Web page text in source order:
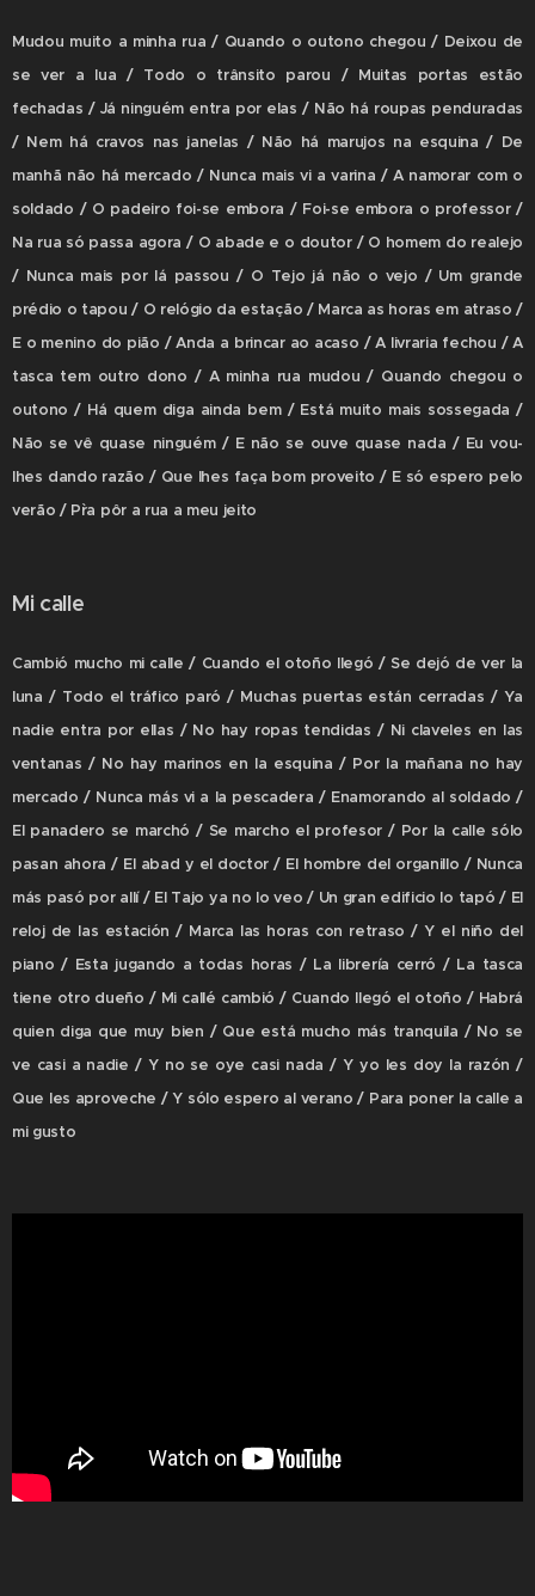
Mudou muito a minha rua / Quando o outono chegou / Deixou de
se ver a lua / Todo o trânsito parou / Muitas portas estão
fechadas / Já ninguém entra por elas / Não há roupas penduradas
/ Nem há cravos nas janelas / Não há marujos na esquina / De
manhã não há mercado / Nunca mais vi a varina / A namorar com o
soldado / O padeiro foi-se embora / Foi-se embora o professor /
Na rua só passa agora / O abade e o doutor / O homem do realejo
/ Nunca mais por lá passou / O Tejo já não o vejo / Um grande
prédio o tapou / O relógio da estação / Marca as horas em atraso /
E o menino do pião / Anda a brincar ao acaso / A livraria fechou / A
tasca tem outro dono / A minha rua mudou / Quando chegou o
outono / Há quem diga ainda bem / Está muito mais sossegada /
Não se vê quase ninguém / E não se ouve quase nada / Eu vou-
lhes dando razão / Que lhes faça bom proveito / E só espero pelo
verão / P`ra pôr a rua a meu jeito
Mi calle
Cambió mucho mi calle / Cuando el otoño llegó / Se dejó de ver la
luna / Todo el tráfico paró / Muchas puertas están cerradas / Ya
nadie entra por ellas / No hay ropas tendidas / Ni claveles en las
ventanas / No hay marinos en la esquina / Por la mañana no hay
mercado / Nunca más vi a la pescadera / Enamorando al soldado /
El panadero se marchó / Se marcho el profesor / Por la calle sólo
pasan ahora / El abad y el doctor / El hombre del organillo / Nunca
más pasó por allí / El Tajo ya no lo veo / Un gran edificio lo tapó / El
reloj de las estación / Marca las horas con retraso / Y el niño del
piano / Esta jugando a todas horas / La librería cerró / La tasca
tiene otro dueño / Mi callé cambió / Cuando llegó el otoño / Habrá
quien diga que muy bien / Que está mucho más tranquila / No se
ve casi a nadie / Y no se oye casi nada / Y yo les doy la razón /
Que les aproveche / Y sólo espero al verano / Para poner la calle a
mi gusto